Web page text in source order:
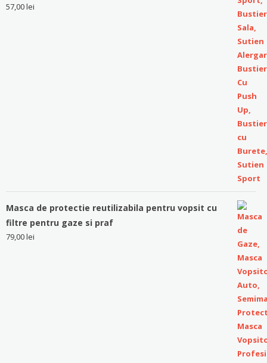
57,00lei
Masca de protectie reutilizabila pentru vopsit cu
filtre pentru gaze si praf
79,00lei